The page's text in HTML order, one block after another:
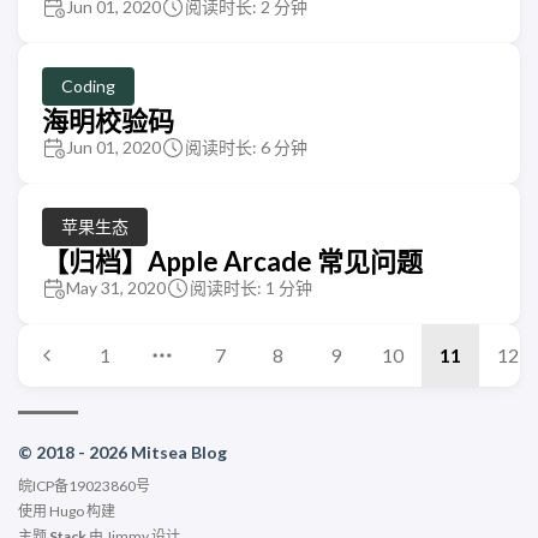
Jun 01, 2020 阅读时长: 2 分钟
Coding
海明校验码
Jun 01, 2020 阅读时长: 6 分钟
苹果生态
【归档】Apple Arcade 常见问题
May 31, 2020 阅读时长: 1 分钟
1 7 8 9 10 11 12
© 2018 - 2026 Mitsea Blog
皖ICP备19023860号
使用 Hugo构建